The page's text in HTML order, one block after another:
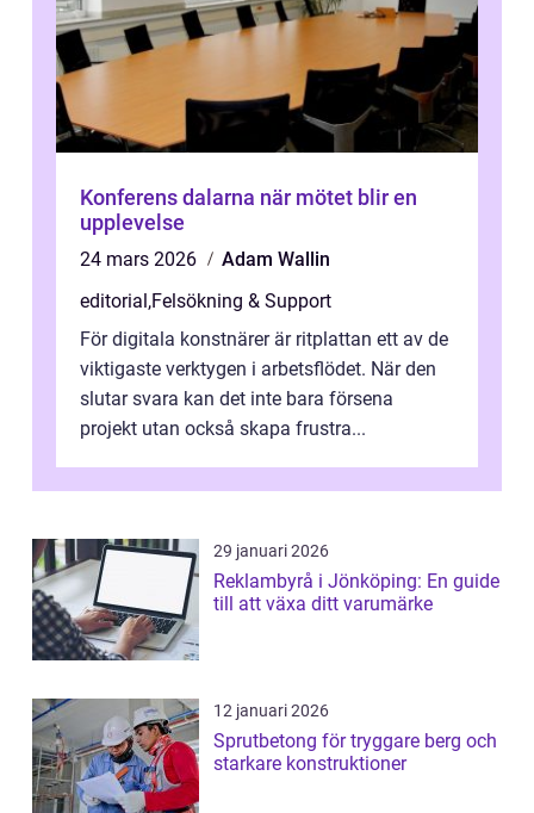
Konferens dalarna när mötet blir en
upplevelse
24 mars 2026
Adam Wallin
editorial,Felsökning & Support
För digitala konstnärer är ritplattan ett av de
viktigaste verktygen i arbetsflödet. När den
slutar svara kan det inte bara försena
projekt utan också skapa frustra...
29 januari 2026
Reklambyrå i Jönköping: En guide
till att växa ditt varumärke
12 januari 2026
Sprutbetong för tryggare berg och
starkare konstruktioner